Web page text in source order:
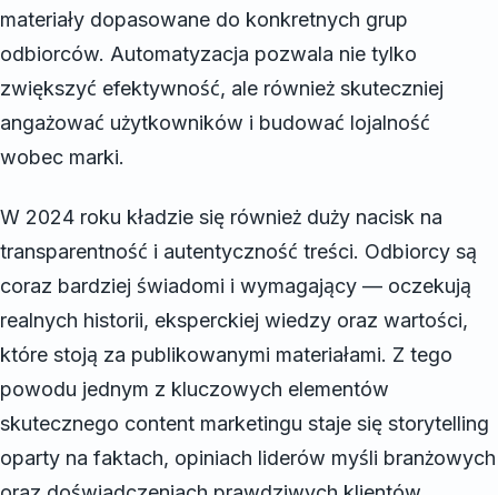
materiały dopasowane do konkretnych grup
odbiorców. Automatyzacja pozwala nie tylko
zwiększyć efektywność, ale również skuteczniej
angażować użytkowników i budować lojalność
wobec marki.
W 2024 roku kładzie się również duży nacisk na
transparentność i autentyczność treści. Odbiorcy są
coraz bardziej świadomi i wymagający — oczekują
realnych historii, eksperckiej wiedzy oraz wartości,
które stoją za publikowanymi materiałami. Z tego
powodu jednym z kluczowych elementów
skutecznego content marketingu staje się storytelling
oparty na faktach, opiniach liderów myśli branżowych